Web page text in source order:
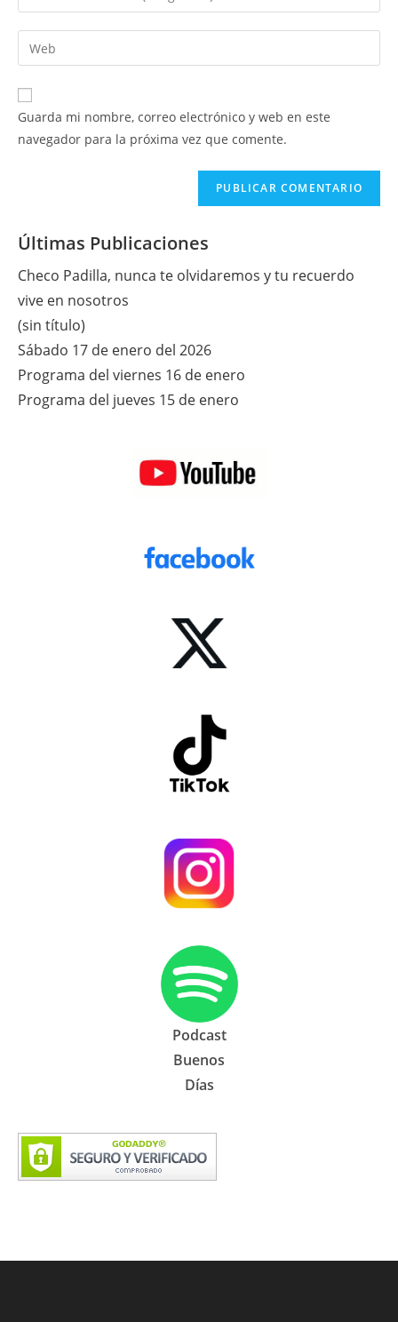
de
usuario
para
comentar
tu
dirección
de
electrónico
para
comentar
Introduce
la
URL
de
Guarda mi nombre, correo electrónico y web en este
navegador para la próxima vez que comente.
Últimas Publicaciones
Checo Padilla, nunca te olvidaremos y tu recuerdo
vive en nosotros
(sin título)
Sábado 17 de enero del 2026
Programa del viernes 16 de enero
Programa del jueves 15 de enero
Podcast
Buenos
Días